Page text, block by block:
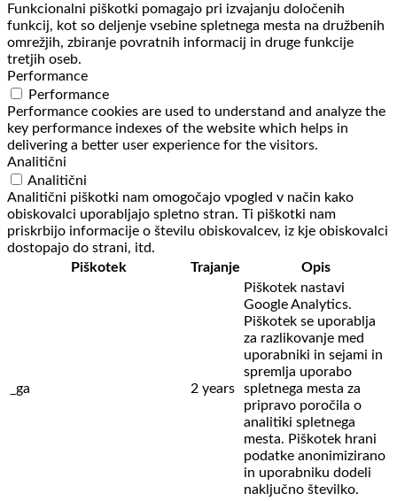
Funkcionalni piškotki pomagajo pri izvajanju določenih
funkcij, kot so deljenje vsebine spletnega mesta na družbenih
omrežjih, zbiranje povratnih informacij in druge funkcije
tretjih oseb.
Performance
Performance
Performance cookies are used to understand and analyze the
key performance indexes of the website which helps in
delivering a better user experience for the visitors.
Analitični
Analitični
Analitični piškotki nam omogočajo vpogled v način kako
obiskovalci uporabljajo spletno stran. Ti piškotki nam
priskrbijo informacije o številu obiskovalcev, iz kje obiskovalci
dostopajo do strani, itd.
Piškotek
Trajanje Opis
_ga 2 years
Piškotek nastavi
Google Analytics.
Piškotek se uporablja
za razlikovanje med
uporabniki in sejami in
spremlja uporabo
spletnega mesta za
pripravo poročila o
analitiki spletnega
mesta. Piškotek hrani
podatke anonimizirano
in uporabniku dodeli
naključno številko.